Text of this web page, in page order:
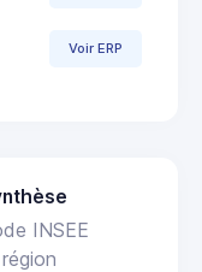
Voir ERP
INSEE